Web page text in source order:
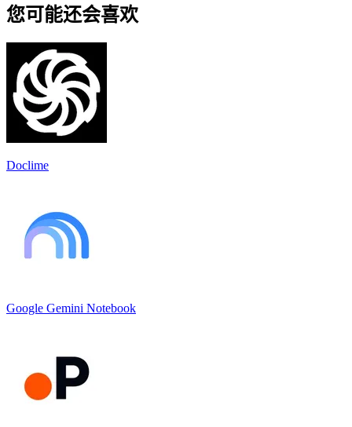
您可能还会喜欢
Doclime
Google Gemini Notebook